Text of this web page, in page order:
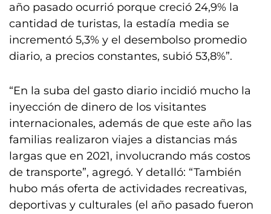
año pasado ocurrió porque creció 24,9% la
cantidad de turistas, la estadía media se
incrementó 5,3% y el desembolso promedio
diario, a precios constantes, subió 53,8%”.
“En la suba del gasto diario incidió mucho la
inyección de dinero de los visitantes
internacionales, además de que este año las
familias realizaron viajes a distancias más
largas que en 2021, involucrando más costos
de transporte”, agregó. Y detalló: “También
hubo más oferta de actividades recreativas,
deportivas y culturales (el año pasado fueron